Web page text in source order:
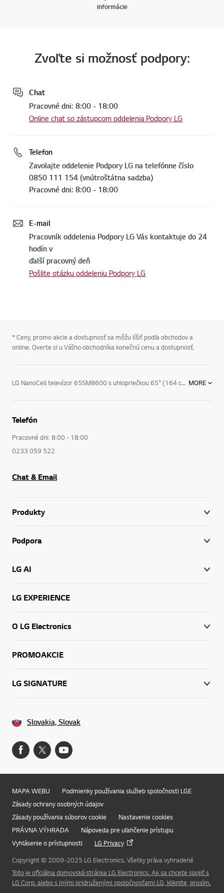
informácie
Zvoľte si možnosť podpory:
Chat
Pracovné dni: 8:00 - 18:00
Online chat so zástupcom oddelenia Podpory LG
Telefon
Zavolajte oddelenie Podpory LG na telefónne číslo
0850 111 154 (vnútroštátna sadzba)
Pracovné dni: 8:00 - 18:00
E-mail
Pracovník oddelenia Podpory LG Vás kontaktuje do 24
hodín v
ďalší pracovný deň
Pošlite otázku oddeleniu Podpory LG
* Ceny, promo akcie a dostupnosť sa môžu líšiť podľa obchodov a
online. Overte si u Vášho obchodníka konečnú cenu a dostupnosť.
LG NanoCell televízor 65SM8600 s uhlopriečkou 65" (164 cm) s rozlíšením 4K a operačným systémom webOS Smart TV. Nádherný obraz plný detailov vďaka procesoru α7 2. Gen. Podpora takmer všetkých existujúcich formátov HDR. Hlasové vyhľadávanie a ovládanie (Google asistent, Amazon Alexa). Prepojenie s mobilom. Integrácia a podpora najnovších technológií. MORE
Telefón
Pracovné dni: 8:00 - 18:00
0233 059 522
Chat & Email
Produkty
Podpora
LG AI
LG EXPERIENCE
O LG Electronics
PROMOAKCIE
LG SIGNATURE
Slovakia, Slovak
MAPA WEBU
Podmienky používania služieb spoločnosti LGE
Zásady ochrany osobných údajov
Zásady používania súborov cookie
Nastavenie cookies
PRÁVNA VÝHRADA
Nápoveda pre uľahčenie prístupu
Vyhlásenie o prístupnosti
LG Privacy
Copyright © 2009-2025 LG Electronics. Všetky práva vyhradené
Toto je oficiálna domovská stránka LG Electronics. Ak sa chcete spojiť s
LG Corp. alebo s inými pridruženými spoločnosťami LG, kliknite, prosím.
Online Chat